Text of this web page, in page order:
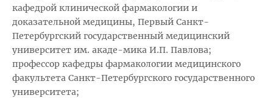
кафедрой клинической фармакологии и
доказательной медицины, Первый Санкт-
Петербургский государственный медицинский
университет им. акаде-мика И.П. Павлова;
профессор кафедры фармакологии медицинского
факультета Санкт-Петербургского государственного
университета;